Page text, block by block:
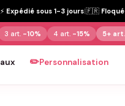
⚡ Expédié sous 1-3 jours|🇫🇷
3 art. -10% 4 art. -15% 5+ art.
✏️Personnalisation